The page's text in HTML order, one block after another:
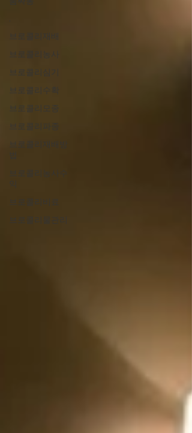
브로콜리모종
브로콜리파종
브로콜리재배방
브로콜리농사수
브로콜리비료
브로콜리물관리